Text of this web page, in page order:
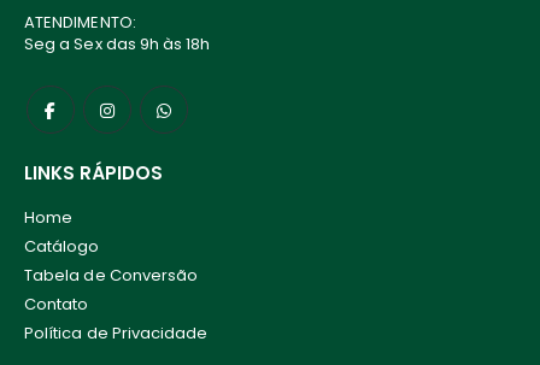
ATENDIMENTO:
Seg a Sex das 9h às 18h
LINKS RÁPIDOS
Home
Catálogo
Tabela de Conversão
Contato
Política de Privacidade